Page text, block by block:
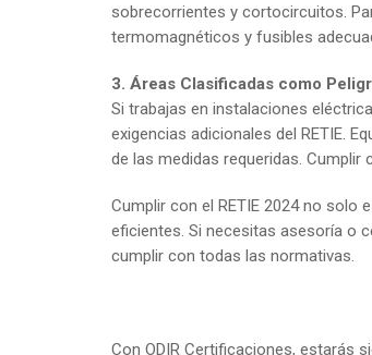
sobrecorrientes y cortocircuitos.
termomagnéticos y fusibles
3. Áreas Clasificadas como
Si trabajas en instalaciones
exigencias adicionales del RETIE.
de las medidas requeridas.
Cumplir con el RETIE 2024 no
eficientes. Si necesitas asesoría o
cumplir con todas las normativas.
Con ODIR Certificaciones, estarás